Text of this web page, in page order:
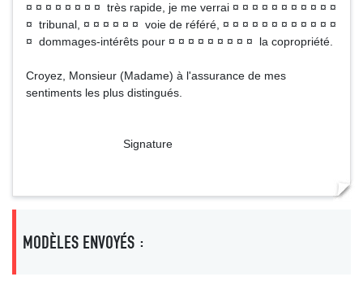
¤ ¤ ¤ ¤ ¤ ¤ ¤ ¤ très rapide, je me verrai ¤ ¤ ¤ ¤ ¤ ¤ ¤ ¤ ¤ ¤ ¤
¤ tribunal, ¤ ¤ ¤ ¤ ¤ ¤ voie de référé, ¤ ¤ ¤ ¤ ¤ ¤ ¤ ¤ ¤ ¤ ¤ ¤
¤ dommages-intérêts pour ¤ ¤ ¤ ¤ ¤ ¤ ¤ ¤ ¤ la copropriété.
Croyez, Monsieur (Madame) à l'assurance de mes
sentiments les plus distingués.
Signature
MODÈLES ENVOYÉS :